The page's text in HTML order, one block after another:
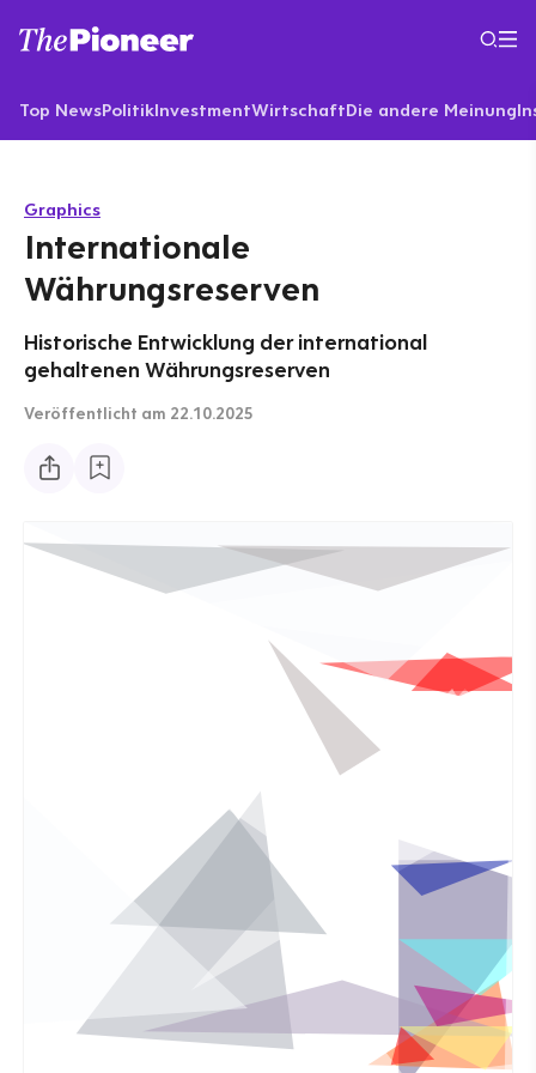
Top NewsPolitikInvestmentWirtschaftDie andere Meinung
Graphics
Internationale
Währungsreserven
Historische Entwicklung der international
gehaltenen Währungsreserven
Veröffentlicht am 22.10.2025